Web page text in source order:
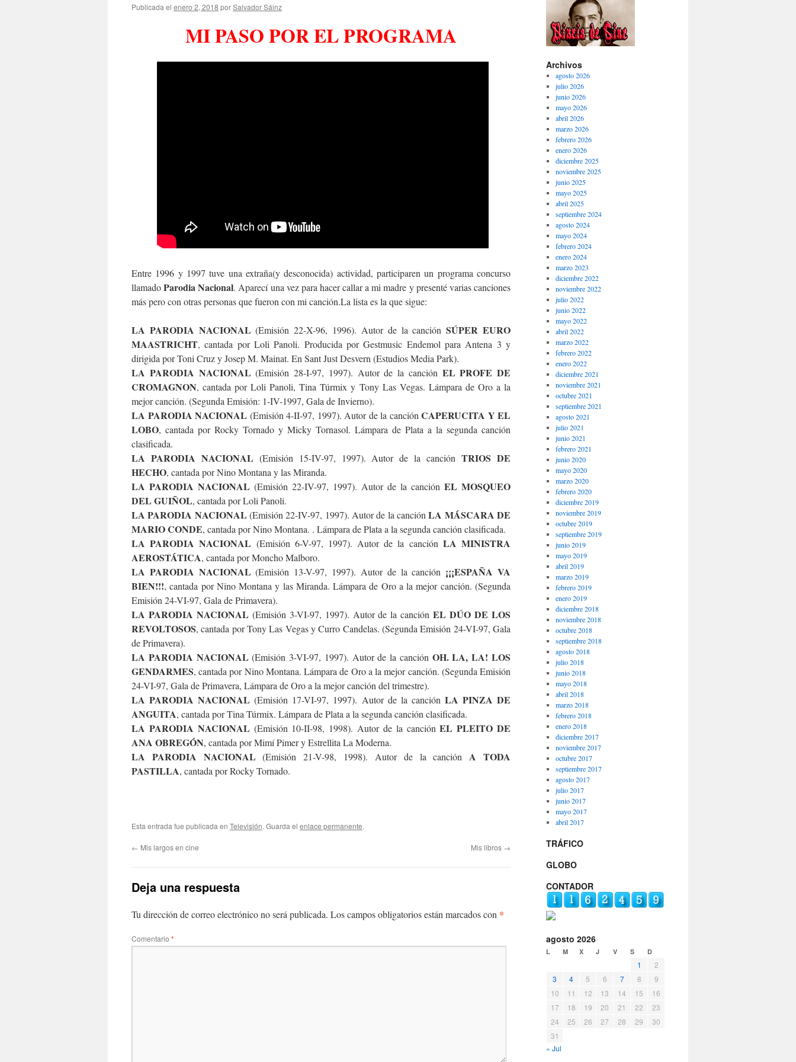
Publicada el enero 2, 2018 porSalvador Sáinz
MI PASO POR EL PROGRAMA
Entre 1996 y 1997 tuve una extraña(y desconocida) actividad, participaren un programa concurso
llamadoParodia Nacional. Aparecí una vez para hacer callar a mi madre y presenté varias canciones
más pero con otras personas que fueron con mi canción.La lista es la que sigue:
LA PARODIA NACIONAL (Emisión 22-X-96, 1996). Autor de la canciónSÚPER EURO
MAASTRICHT, cantada por Loli Panoli. Producida por Gestmusic Endemol para Antena 3 y
dirigida por Toni Cruz y Josep M. Mainat. En Sant Just Desvern (Estudios Media Park).
LA PARODIA NACIONAL (Emisión 28-I-97, 1997). Autor de la canción EL PROFE DE
CROMAGNON, cantada por Loli Panoli, Tina Túrmix y Tony Las Vegas. Lámpara de Oro a la
mejor canción. (Segunda Emisión: 1-IV-1997, Gala de Invierno).
LA PARODIA NACIONAL (Emisión 4-II-97, 1997). Autor de la canción CAPERUCITA Y EL
LOBO, cantada por Rocky Tornado y Micky Tornasol. Lámpara de Plata a la segunda canción
clasificada.
LA PARODIA NACIONAL (Emisión 15-IV-97, 1997). Autor de la canciónTRIOS DE
HECHO, cantada por Nino Montana y las Miranda.
LA PARODIA NACIONAL (Emisión 22-IV-97, 1997). Autor de la canción EL MOSQUEO
DEL GUIÑOL, cantada por Loli Panoli.
LA PARODIA NACIONAL (Emisión 22-IV-97, 1997). Autor de la canciónLA MÁSCARA DE
MARIO CONDE, cantada por Nino Montana. . Lámpara de Plata a la segunda canción clasificada.
LA PARODIA NACIONAL (Emisión 6-V-97, 1997). Autor de la canción LA MINISTRA
AEROSTÁTICA, cantada por Moncho Malboro.
LA PARODIA NACIONAL (Emisión 13-V-97, 1997). Autor de la canción ¡¡¡ESPAÑA VA
BIEN!!!, cantada por Nino Montana y las Miranda. Lámpara de Oro a la mejor canción. (Segunda
Emisión 24-VI-97, Gala de Primavera).
LA PARODIA NACIONAL (Emisión 3-VI-97, 1997). Autor de la canciónEL DÚO DE LOS
REVOLTOSOS, cantada por Tony Las Vegas y Curro Candelas. (Segunda Emisión 24-VI-97, Gala
de Primavera).
LA PARODIA NACIONAL (Emisión 3-VI-97, 1997). Autor de la canciónOH. LA, LA! LOS
GENDARMES, cantada por Nino Montana. Lámpara de Oro a la mejor canción. (Segunda Emisión
24-VI-97, Gala de Primavera, Lámpara de Oro a la mejor canción del trimestre).
LA PARODIA NACIONAL (Emisión 17-VI-97, 1997). Autor de la canciónLA PINZA DE
ANGUITA, cantada por Tina Túrmix. Lámpara de Plata a la segunda canción clasificada.
LA PARODIA NACIONAL (Emisión 10-II-98, 1998). Autor de la canciónEL PLEITO DE
ANA OBREGÓN, cantada por Mimí Pimer y Estrellita La Moderna.
LA PARODIA NACIONAL (Emisión 21-V-98, 1998). Autor de la canción A TODA
PASTILLA, cantada por Rocky Tornado.
Esta entrada fue publicada en Televisión. Guarda el enlace permanente.
← Mis largos en cine Mis libros →
Deja una respuesta
Tu dirección de correo electrónico no será publicada. Los campos obligatorios están marcados con *
Comentario *
Archivos
agosto 2026
julio 2026
junio 2026
mayo 2026
abril 2026
marzo 2026
febrero 2026
enero 2026
diciembre 2025
noviembre 2025
junio 2025
mayo 2025
abril 2025
septiembre 2024
agosto 2024
mayo 2024
febrero 2024
enero 2024
marzo 2023
diciembre 2022
noviembre 2022
julio 2022
junio 2022
mayo 2022
abril 2022
marzo 2022
febrero 2022
enero 2022
diciembre 2021
noviembre 2021
octubre 2021
septiembre 2021
agosto 2021
julio 2021
junio 2021
febrero 2021
junio 2020
mayo 2020
marzo 2020
febrero 2020
diciembre 2019
noviembre 2019
octubre 2019
septiembre 2019
junio 2019
mayo 2019
abril 2019
marzo 2019
febrero 2019
enero 2019
diciembre 2018
noviembre 2018
octubre 2018
septiembre 2018
agosto 2018
julio 2018
junio 2018
mayo 2018
abril 2018
marzo 2018
febrero 2018
enero 2018
diciembre 2017
noviembre 2017
octubre 2017
septiembre 2017
agosto 2017
julio 2017
junio 2017
mayo 2017
abril 2017
TRÁFICO
GLOBO
CONTADOR
agosto 2026
L M X J V S D
1
2
3
4 5 6 7 8
9
10
11 12 13 14 15
16
17
18 19 20 21 22
23
24
25 26 27 28 29
30
31
« Jul